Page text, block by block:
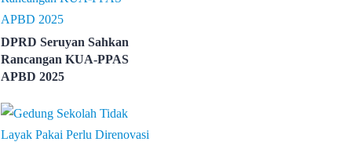
DPRD Seruyan Sahkan
Rancangan KUA-PPAS
APBD 2025